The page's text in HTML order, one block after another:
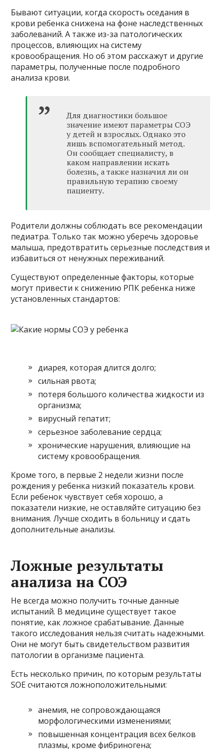
Бывают ситуации, когда скорость оседания в
крови ребенка снижена на фоне наследственных
заболеваний. А также из-за патологических
процессов, влияющих на систему
кровообращения. Но об этом расскажут и другие
параметры, полученные после подробного
анализа крови.
Для диагностики большое
значение имеют параметры СОЭ
у детей и взрослых. Однако это
лишь вспомогательный метод.
Он сообщает специалисту, в
каком направлении искать
болезнь, а также назначил ли он
правильную терапию своему
пациенту.
Родители должны соблюдать все рекомендации
педиатра. Только так можно уберечь здоровье
малыша, предотвратить серьезные последствия и
избавиться от ненужных переживаний.
Существуют определенные факторы, которые
могут привести к снижению РПК ребенка ниже
установленных стандартов:
диарея, которая длится долго;
сильная рвота;
потеря большого количества жидкости из
организма;
вирусный гепатит;
серьезное заболевание сердца;
хронические нарушения, влияющие на
систему кровообращения.
Кроме того, в первые 2 недели жизни после
рождения у ребенка низкий показатель крови.
Если ребенок чувствует себя хорошо, а
показатели низкие, не оставляйте ситуацию без
внимания. Лучше сходить в больницу и сдать
дополнительные анализы.
Ложные результаты
анализа на СОЭ
Не всегда можно получить точные данные
испытаний. В медицине существует такое
понятие, как ложное срабатывание. Данные
такого исследования нельзя считать надежными.
Они не могут быть свидетельством развития
патологии в организме пациента.
Есть несколько причин, по которым результаты
SOE считаются ложноположительными:
анемия, не сопровождающаяся
морфологическими изменениями;
повышенная концентрация всех белков
плазмы, кроме фибриногена;